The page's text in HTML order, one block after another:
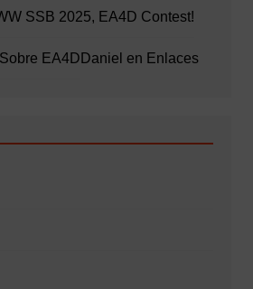
SSB 2025, EA4D Contest!
Sobre EA4D Daniel en Enlaces